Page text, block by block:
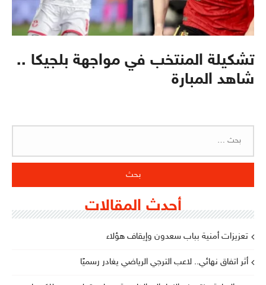
تشكيلة المنتخب في مواجهة بلجيكا ..
شاهد المبارة
أحدث المقالات
تعزيزات أمنية بباب سعدون وإيقاف هؤلاء
أثر اتفاق نهائي.. لاعب الترجي الرياضي يغادر رسميًا